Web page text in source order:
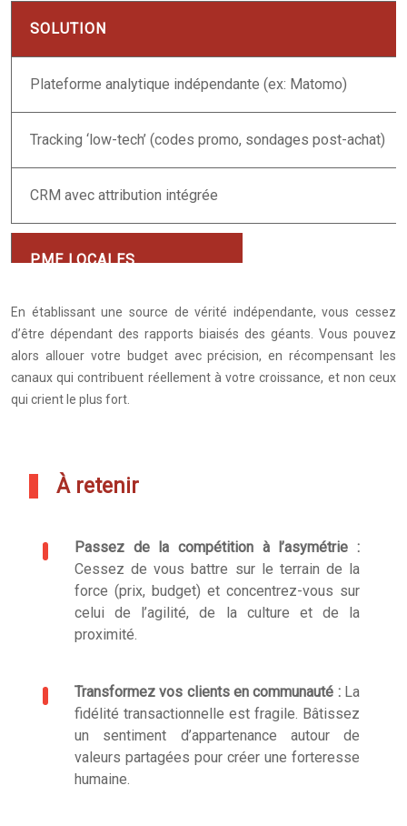
SOLUTION
Plateforme analytique indépendante (ex: Matomo)
Tracking ‘low-tech’ (codes promo, sondages post-achat)
CRM avec attribution intégrée
En établissant une source de vérité indépendante, vous cessez
d’être dépendant des rapports biaisés des géants. Vous pouvez
alors allouer votre budget avec précision, en récompensant les
canaux qui contribuent réellement à votre croissance, et non ceux
qui crient le plus fort.
À retenir
Passez de la compétition à l’asymétrie :
Cessez de vous battre sur le terrain de la
force (prix, budget) et concentrez-vous sur
celui de l’agilité, de la culture et de la
proximité.
Transformez vos clients en communauté :La
fidélité transactionnelle est fragile. Bâtissez
un sentiment d’appartenance autour de
valeurs partagées pour créer une forteresse
humaine.